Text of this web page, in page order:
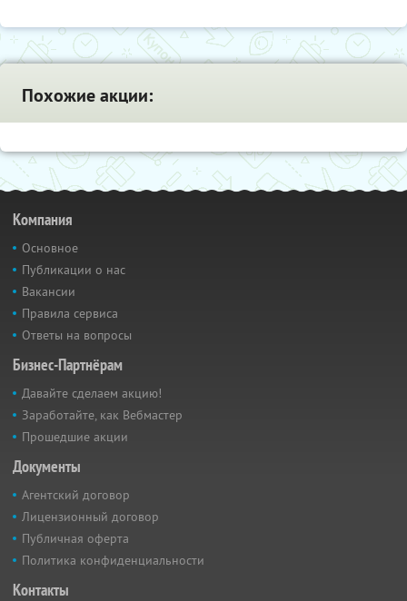
Похожие акции:
Компания
Основное
Публикации о нас
Вакансии
Правила сервиса
Ответы на вопросы
Бизнес-Партнёрам
Давайте сделаем акцию!
Заработайте, как Вебмастер
Прошедшие акции
Документы
Агентский договор
Лицензионный договор
Публичная оферта
Политика конфиденциальности
Контакты